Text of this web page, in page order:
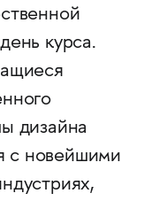
курса.
дизайна
с новейшими